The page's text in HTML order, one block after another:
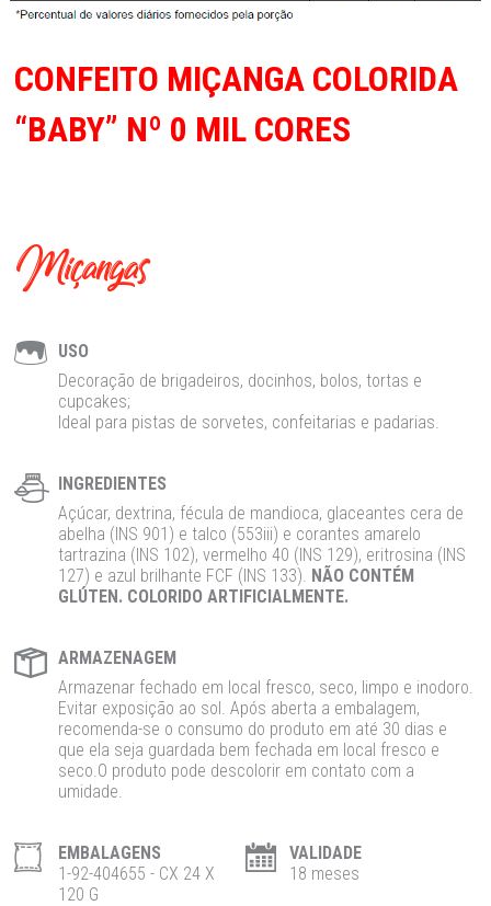
CONFEITO MIÇANGA COLORIDA
“BABY” Nº 0 MIL CORES
Miçangas
USO
Decoração de brigadeiros, docinhos, bolos, tortas e
cupcakes;
Ideal para pistas de sorvetes, confeitarias e padarias.
INGREDIENTES
Açúcar, dextrina, fécula de mandioca, glaceantes cera de
abelha (INS 901) e talco (553iii) e corantes amarelo
tartrazina (INS 102), vermelho 40 (INS 129), eritrosina (INS
127) e azul brilhante FCF (INS 133). NÃO CONTÉM
GLÚTEN. COLORIDO ARTIFICIALMENTE.
ARMAZENAGEM
Armazenar fechado em local fresco, seco, limpo e inodoro.
Evitar exposição ao sol. Após aberta a embalagem,
recomenda-se o consumo do produto em até 30 dias e
que ela seja guardada bem fechada em local fresco e
seco.O produto pode descolorir em contato com a
umidade.
EMBALAGENS
1-92-404655 - CX 24 X
120 G
VALIDADE
18 meses